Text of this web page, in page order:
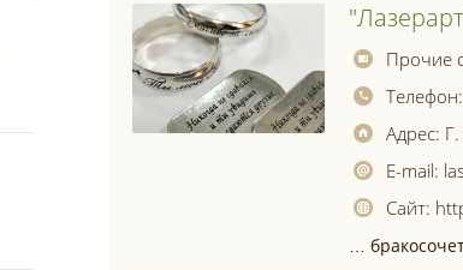
Прочие
Адрес:
E-mail:
Сайт:
…